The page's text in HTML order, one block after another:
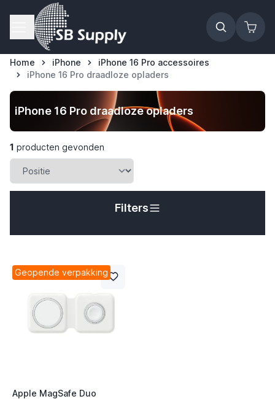
Ga naar de inhoud
Home iPhone
iPhone 16 Pro accessoires
iPhone 16 Pro draadloze opladers
iPhone 16 Pro draadloze opladers
1 producten gevonden
Filters
Geopende verpakking
Apple MagSafe Duo